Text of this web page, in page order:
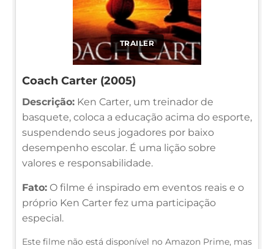
TRAILER
Coach Carter (2005)
Descrição: Ken Carter, um treinador de
basquete, coloca a educação acima do esporte,
suspendendo seus jogadores por baixo
desempenho escolar. É uma lição sobre
valores e responsabilidade.
Fato: O filme é inspirado em eventos reais e o
próprio Ken Carter fez uma participação
especial.
Este filme não está disponível no Amazon Prime, mas